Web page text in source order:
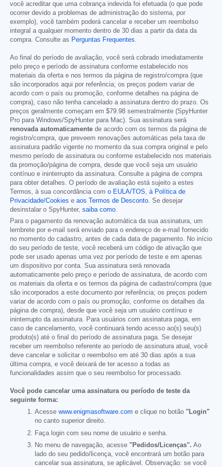
você acreditar que uma cobrança indevida foi efetuada (o que pode
ocorrer devido a problemas de administração do sistema, por
exemplo), você também poderá cancelar e receber um reembolso
integral a qualquer momento dentro de 30 dias a partir da data da
compra. Consulte as Perguntas Frequentes.
Ao final do período de avaliação, você será cobrado imediatamente
pelo preço e período de assinatura conforme estabelecido nos
materiais da oferta e nos termos da página de registro/compra (que
são incorporados aqui por referência; os preços podem variar de
acordo com o país ou promoção, conforme detalhes na página de
compra), caso não tenha cancelado a assinatura dentro do prazo. Os
preços geralmente começam em $79.98 semestralmente (SpyHunter
Pro para Windows/SpyHunter para Mac). Sua assinatura será
renovada automaticamente de acordo com os termos da página de
registro/compra, que preveem renovações automáticas pela taxa de
assinatura padrão vigente no momento da sua compra original e pelo
mesmo período de assinatura ou conforme estabelecido nos materiais
da promoção/página de compra, desde que você seja um usuário
contínuo e ininterrupto da assinatura. Consulte a página de compra
para obter detalhes. O período de avaliação está sujeito a estes
Termos, à sua concordância com o EULA/TOS, à Política de
Privacidade/Cookies e aos Termos de Desconto. Se desejar
desinstalar o SpyHunter, saiba como.
Para o pagamento da renovação automática da sua assinatura, um
lembrete por e-mail será enviado para o endereço de e-mail fornecido
no momento do cadastro, antes de cada data de pagamento. No início
do seu período de teste, você receberá um código de ativação que
pode ser usado apenas uma vez por período de teste e em apenas
um dispositivo por conta. Sua assinatura será renovada
automaticamente pelo preço e período de assinatura, de acordo com
os materiais da oferta e os termos da página de cadastro/compra (que
são incorporados a este documento por referência; os preços podem
variar de acordo com o país ou promoção, conforme os detalhes da
página de compra), desde que você seja um usuário contínuo e
ininterrupto da assinatura. Para usuários com assinatura paga, em
caso de cancelamento, você continuará tendo acesso ao(s) seu(s)
produto(s) até o final do período de assinatura paga. Se desejar
receber um reembolso referente ao período de assinatura atual, você
deve cancelar e solicitar o reembolso em até 30 dias após a sua
última compra, e você deixará de ter acesso a todas as
funcionalidades assim que o seu reembolso for processado.
Você pode cancelar uma assinatura ou período de teste da
seguinte forma:
Acesse www.enigmasoftware.com e clique no botão "Login"
no canto superior direito.
Faça login com seu nome de usuário e senha.
No menu de navegação, acesse "Pedidos/Licenças". Ao
lado do seu pedido/licença, você encontrará um botão para
cancelar sua assinatura, se aplicável. Observação: se você